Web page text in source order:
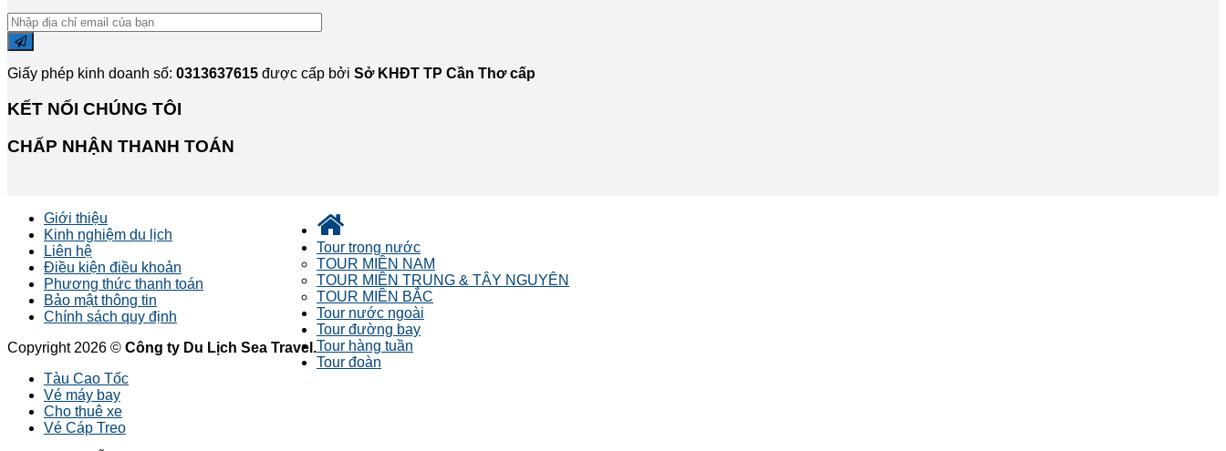
Giấy phép kinh doanh số: 0313637615 được cấp bởi Sở KHĐT TP Cần Thơ cấp
KẾT NỐI CHÚNG TÔI
CHẤP NHẬN THANH TOÁN
Giới thiệu
Kinh nghiệm du lịch
Liên hệ
Điều kiện điều khoản
Phương thức thanh toán
Bảo mật thông tin
Chính sách quy định
Copyright 2026 © Công ty Du Lịch Sea Travel.
Tour trong nước
TOUR MIỀN NAM
TOUR MIỀN TRUNG & TÂY NGUYÊN
TOUR MIỀN BẮC
Tour nước ngoài
Tour đường bay
Tour hàng tuần
Tour đoàn
Tàu Cao Tốc
Vé máy bay
Cho thuê xe
Vé Cáp Treo